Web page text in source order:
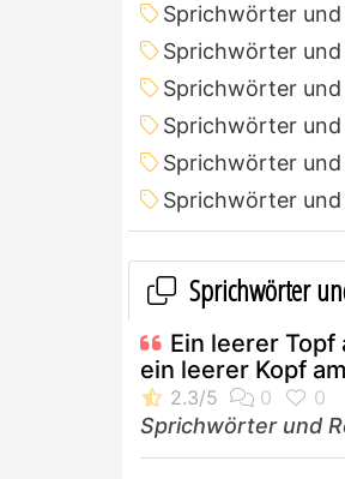
Sprichwörter und
Sprichwörter und
Sprichwörter und
Sprichwörter und
Sprichwörter und
Sprichwörter
Sprichwörter
Ein leerer
ein leerer Kopf
Sprichwörter und